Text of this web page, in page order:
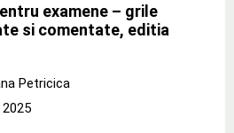
examene – grile
si comentate, editia
Petricica
2025